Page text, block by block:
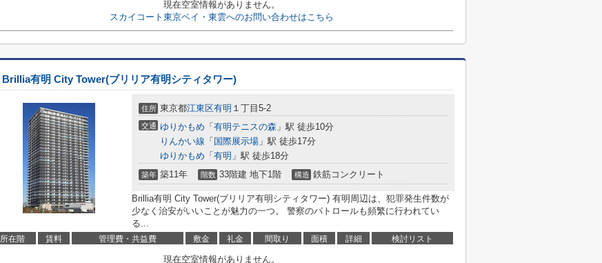
現在空室情報がありません。
スカイコート東京ベイ・東雲へのお問い合わせはこちら
Brillia有明 City Tower(ブリリア有明シティタワー)
住所 東京都江東区有明 １丁目5-2
交通 ゆりかもめ 「 有明テニスの森 」駅 徒歩10分
りんかい線 「 国際展示場 」駅 徒歩17分
ゆりかもめ 「 有明 」駅 徒歩18分
築年 築11年 階数 33階建 地下1階 構造 鉄筋コンクリート
Brillia有明 City Tower(ブリリア有明シティタワー) 有明周辺は、犯罪発生件数が
少なく治安がいいことが魅力の一つ。 警察のパトロールも頻繁に行われてい
る...
所在階 賃料 管理費・共益費 敷金 礼金 間取り 面積 詳細 検討リスト
現在空室情報がありません。